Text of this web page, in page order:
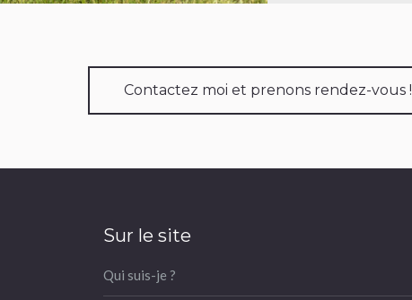
Contactez moi et prenons rendez-vous !
Sur le site
Qui suis-je ?